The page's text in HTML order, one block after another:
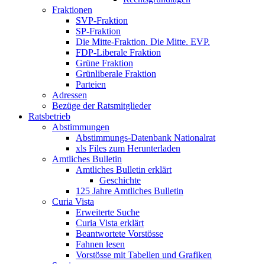
Fraktionen
SVP-Fraktion
SP-Fraktion
Die Mitte-Fraktion. Die Mitte. EVP.
FDP-Liberale Fraktion
Grüne Fraktion
Grünliberale Fraktion
Parteien
Adressen
Bezüge der Ratsmitglieder
Ratsbetrieb
Abstimmungen
Abstimmungs-Datenbank Nationalrat
xls Files zum Herunterladen
Amtliches Bulletin
Amtliches Bulletin erklärt
Geschichte
125 Jahre Amtliches Bulletin
Curia Vista
Erweiterte Suche
Curia Vista erklärt
Beantwortete Vorstösse
Fahnen lesen
Vorstösse mit Tabellen und Grafiken